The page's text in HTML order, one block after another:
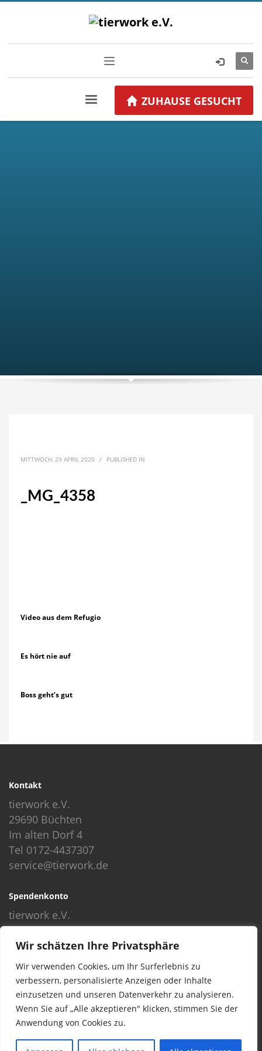
Wir schätzen Ihre Privatsphäre
Wir verwenden Cookies, um Ihr Surferlebnis zu
verbessern, personalisierte Anzeigen oder Inhalte
einzusetzen und unseren Datenverkehr zu analysieren.
Wenn Sie auf „Alle akzeptieren" klicken, stimmen Sie der
Anwendung von Cookies zu.
ZUHAUSE GESUCHT
MITTWOCH, 29 APRIL 2020 / PUBLISHED IN
_MG_4358
Video aus dem Refugio
Es hört nie auf
Boss geht’s gut
Kontakt
tierwork e.V.
29690 Büchten
Im alten Dorf 4
Tel 0172-4437307
service@tierwork.de
Spendenkonto
tierwork e.V.
Volksbank
BLZ: 24060300
Konto: 4902218000
IBAN: DE68240603004902218000
BIC: GENODEF1NBU
© 2016 Copyright by tierwork. All rights reserved.